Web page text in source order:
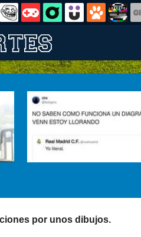
por unos dibujos.